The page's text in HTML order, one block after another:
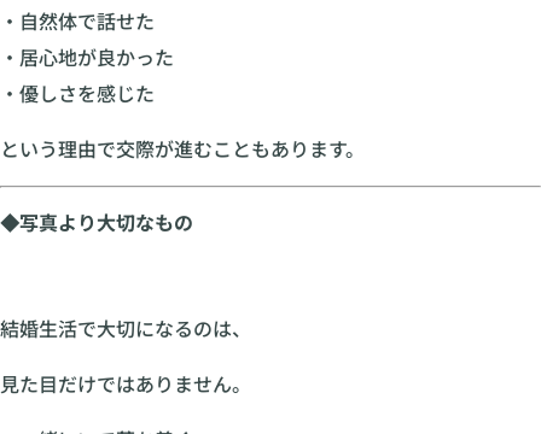
・自然体で話せた
・居心地が良かった
・優しさを感じた
という理由で交際が進むこともあります。
◆写真より大切なもの
結婚生活で大切になるのは、
見た目だけではありません。